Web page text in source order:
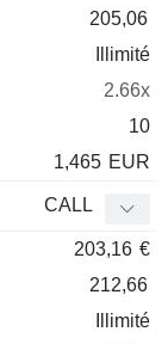
205,06
Illimité
2.66x
10
1,465 EUR
CALL
203,16 €
212,66
Illimité